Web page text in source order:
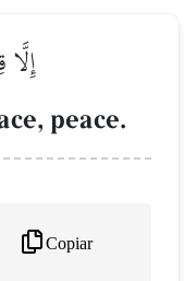
peace.
Copiar